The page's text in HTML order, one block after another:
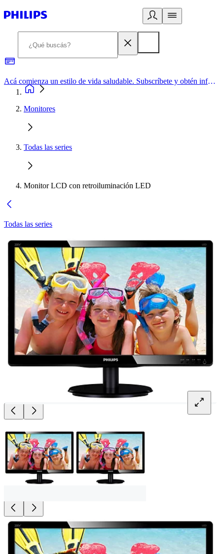
Acá comienza un estilo de vida saludable. Subscríbete y obtén información de primera mano
Monitores
Todas las series
Monitor LCD con retroiluminación LED
Todas las series